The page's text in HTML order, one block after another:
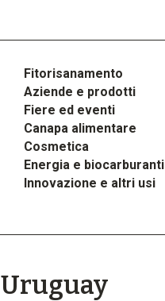
Fitorisanamento
Aziende e prodotti
Fiere ed eventi
Canapa alimentare
Cosmetica
Energia e biocarburanti
Innovazione e altri usi
Uruguay